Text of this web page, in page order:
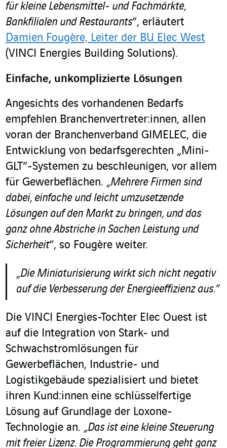
für kleine Lebensmittel- und Fachmärkte,
Bankfilialen und Restaurants“, erläutert
Damien Fougère, Leiter der BU Elec West
(VINCI Energies Building Solutions).
Einfache, unkomplizierte Lösungen
Angesichts des vorhandenen Bedarfs
empfehlen Branchenvertreter:innen, allen
voran der Branchenverband GIMELEC, die
Entwicklung von bedarfsgerechten „Mini-
GLT“-Systemen zu beschleunigen, vor allem
für Gewerbeflächen. „Mehrere Firmen sind
dabei, einfache und leicht umzusetzende
Lösungen auf den Markt zu bringen, und das
ganz ohne Abstriche in Sachen Leistung und
Sicherheit“, so Fougère weiter.
„Die Miniaturisierung wirkt sich nicht negativ
auf die Verbesserung der Energieeffizienz aus.”
Die VINCI Energies-Tochter Elec Ouest ist
auf die Integration von Stark- und
Schwachstromlösungen für
Gewerbeflächen, Industrie- und
Logistikgebäude spezialisiert und bietet
ihren Kund:innen eine schlüsselfertige
Lösung auf Grundlage der Loxone-
Technologie an. „Das ist eine kleine Steuerung
mit freier Lizenz. Die Programmierung geht ganz